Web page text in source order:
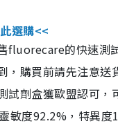
選購<<
fluorecare的快速測
，購買前請先注意送
試劑盒獲歐盟認可，
敏度92.2%，特異度